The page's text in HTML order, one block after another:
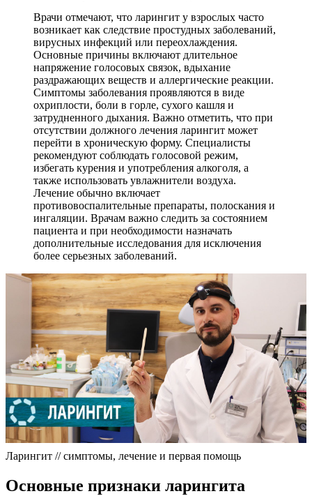
Врачи отмечают, что ларингит у взрослых часто
возникает как следствие простудных заболеваний,
вирусных инфекций или переохлаждения.
Основные причины включают длительное
напряжение голосовых связок, вдыхание
раздражающих веществ и аллергические реакции.
Симптомы заболевания проявляются в виде
охриплости, боли в горле, сухого кашля и
затрудненного дыхания. Важно отметить, что при
отсутствии должного лечения ларингит может
перейти в хроническую форму. Специалисты
рекомендуют соблюдать голосовой режим,
избегать курения и употребления алкоголя, а
также использовать увлажнители воздуха.
Лечение обычно включает
противовоспалительные препараты, полоскания и
ингаляции. Врачам важно следить за состоянием
пациента и при необходимости назначать
дополнительные исследования для исключения
более серьезных заболеваний.
Ларингит // симптомы, лечение и первая помощь
Основные признаки ларингита